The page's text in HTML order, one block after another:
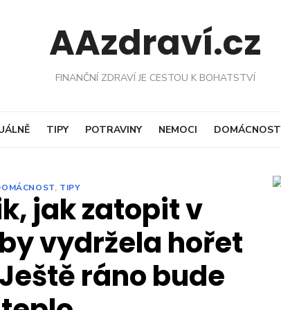
AAzdraví.cz
FINANČNÍ ZDRAVÍ JE CESTOU K BOHATSTVÍ
TIPY POTRAVINY NEMOCI DOMÁCNOST
, TIPY
jak zatopit v
vydržela hořet
ráno bude